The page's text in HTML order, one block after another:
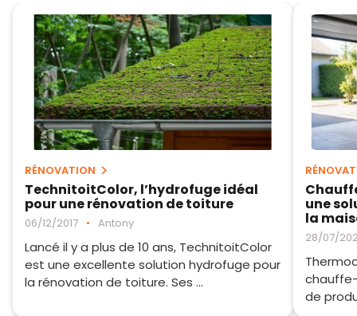
RÉNOVATION
TechnitoitColor, l’hydrofuge idéal
pour une rénovation de toiture
06/12/2017 • Antony
Lancé il y a plus de 10 ans, TechnitoitColor
est une excellente solution hydrofuge pour
la rénovation de toiture. Ses ...
une
la
28/07/
de